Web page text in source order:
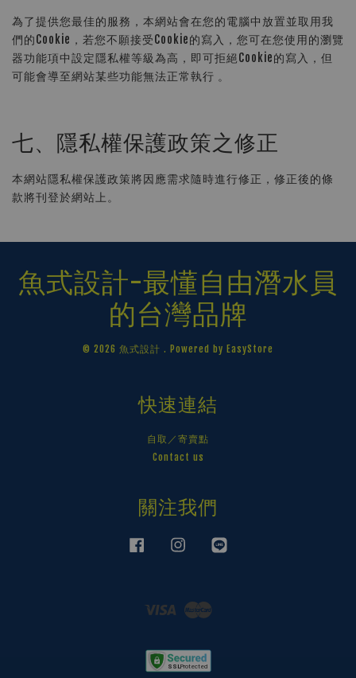
為了提供您最佳的服務，本網站會在您的電腦中放置並取用我
們的Cookie，若您不願接受Cookie的寫入，您可在您使用的瀏覽
器功能項中設定隱私權等級為高，即可拒絕Cookie的寫入，但
可能會導至網站某些功能無法正常執行 。
七、隱私權保護政策之修正
本網站隱私權保護政策將因應需求隨時進行修正，修正後的條
款將刊登於網站上。
魚式設計-最懂自由潛水員
的台灣品牌
© 2026 魚式設計 . Powered by EasyStore
快速連結
自取／寄賣點
Contact us
關注我們
Facebook Instagram
Visa